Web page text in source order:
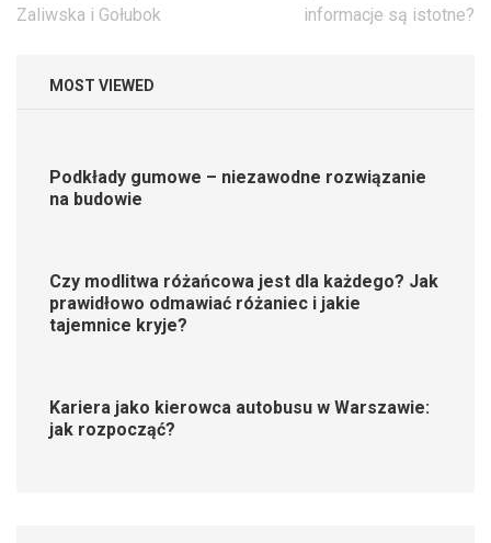
Zaliwska i Gołubok
informacje są istotne?
MOST VIEWED
Podkłady gumowe – niezawodne rozwiązanie
na budowie
Czy modlitwa różańcowa jest dla każdego? Jak
prawidłowo odmawiać różaniec i jakie
tajemnice kryje?
Kariera jako kierowca autobusu w Warszawie:
jak rozpocząć?